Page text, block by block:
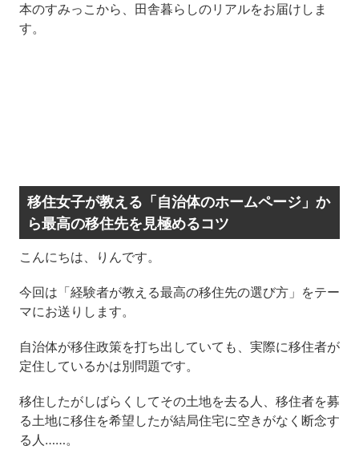
本のすみっこから、田舎暮らしのリアルをお届けしま
す。
移住女子が教える「自治体のホームページ」か
ら最高の移住先を見極めるコツ
こんにちは、りんです。
今回は「経験者が教える最高の移住先の選び方」をテー
マにお送りします。
自治体が移住政策を打ち出していても、実際に移住者が
定住しているかは別問題です。
移住したがしばらくしてその土地を去る人、移住者を募
る土地に移住を希望したが結局住宅に空きがなく断念す
る人……。